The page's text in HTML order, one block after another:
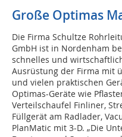
Große Optimas
Die Firma Schultze
GmbH ist in Nordenham
schnelles und
Ausrüstung der Firma mit
und vielen praktischen
Optimas-Geräte wie
Verteilschaufel Finliner,
Füllgerät am Radlader,
PlanMatic mit 3-D. „Die